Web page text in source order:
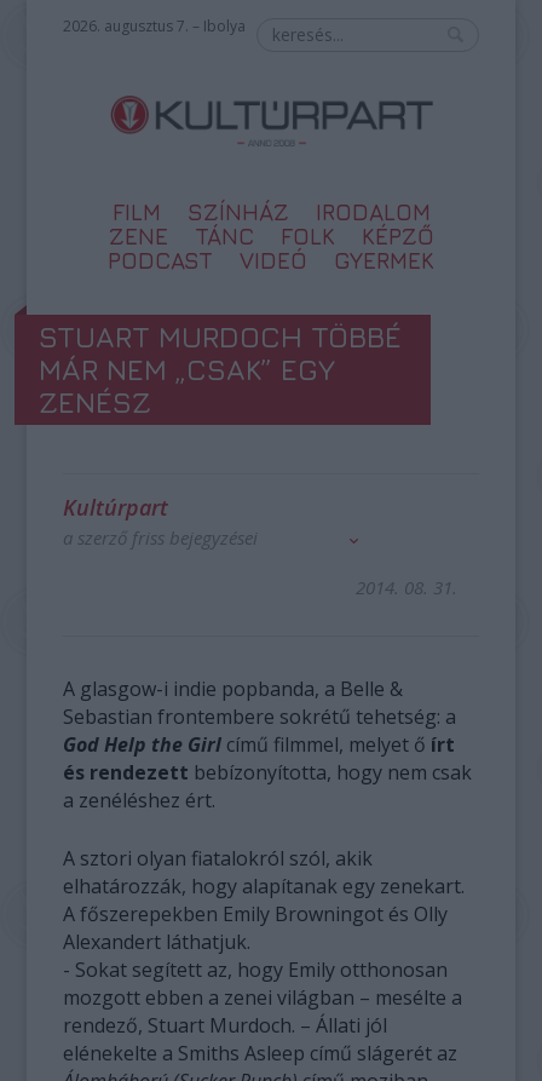
2026. augusztus 7. – Ibolya
FILM SZÍNHÁZ
IRODALOM
ZENE
TÁNC FOLK
KÉPZŐ
PODCAST
VIDEÓ GYERMEK
STUART MURDOCH TÖBBÉ
MÁR NEM „CSAK” EGY
ZENÉSZ
Kultúrpart
a szerző friss bejegyzései
2014. 08. 31.
A glasgow-i indie popbanda, a Belle &
Sebastian frontembere sokrétű tehetség: a
God Help the Girl című filmmel, melyet ő írt
és rendezett bebízonyította, hogy nem csak
a zenéléshez ért.
A sztori olyan fiatalokról szól, akik
elhatározzák, hogy alapítanak egy zenekart.
A főszerepekben Emily Browningot és Olly
Alexandert láthatjuk.
- Sokat segített az, hogy Emily otthonosan
mozgott ebben a zenei világban – mesélte a
rendező, Stuart Murdoch. – Állati jól
elénekelte a Smiths Asleep című slágerét az